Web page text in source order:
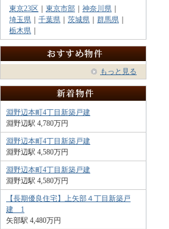
東京23区
東京市部 神奈川県
埼玉県
千葉県 茨城県 群馬県
栃木県
もっと見る
淵野辺本町4丁目新築戸建
淵野辺駅 4,780万円
淵野辺本町4丁目新築戸建
淵野辺駅 4,580万円
淵野辺本町4丁目新築戸建
淵野辺駅 4,580万円
【長期優良住宅】上矢部４丁目新築戸
建 1
矢部駅 4,480万円